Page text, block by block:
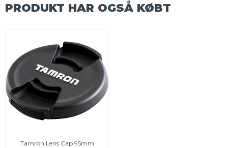
PRODUKT HAR OGSÅ KØBT
Tamron Lens Cap 95mm